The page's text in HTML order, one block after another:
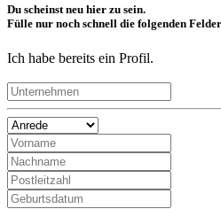
Du scheinst neu hier zu sein.
Fülle nur noch schnell die folgenden
Ich habe bereits ein Profil.